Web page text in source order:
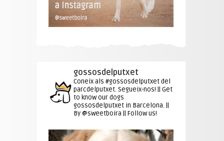
gossosdelputxet
Coneix als #gossosdelputxet del
parcdelputxet. Segueix-nos! || Get
to know our dogs
gossosdelputxet in Barcelona. ||
By @sweetboira || Follow us!